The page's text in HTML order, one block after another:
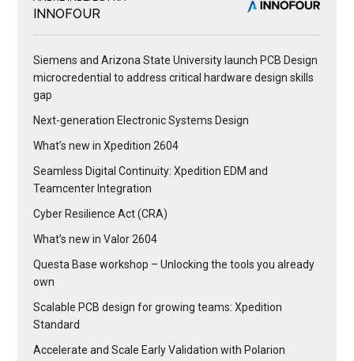
INNOFOUR
Siemens and Arizona State University launch PCB Design
microcredential to address critical hardware design skills
gap
Next-generation Electronic Systems Design
What’s new in Xpedition 2604
Seamless Digital Continuity: Xpedition EDM and
Teamcenter Integration
Cyber Resilience Act (CRA)
What’s new in Valor 2604
Questa Base workshop – Unlocking the tools you already
own
Scalable PCB design for growing teams: Xpedition
Standard
Accelerate and Scale Early Validation with Polarion